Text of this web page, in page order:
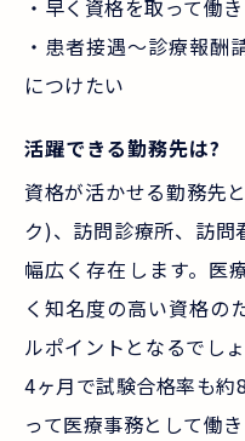
・早く資格を取って働
・患者接遇～診療報酬
につけたい
活躍できる勤務先は?
資格が活かせる勤務先
ク)、訪問診療所、訪問
幅広く存在します。医
く知名度の高い資格の
ルポイントとなるでし
4ヶ月で試験合格率も
って医療事務として働